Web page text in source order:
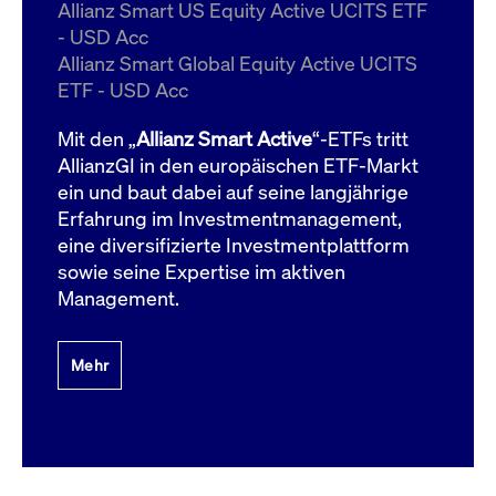
Allianz Smart US Equity Active UCITS ETF
- USD Acc
Allianz Smart Global Equity Active UCITS
ETF - USD Acc
Mit den „Allianz Smart Active“-ETFs tritt
AllianzGI in den europäischen ETF-Markt
ein und baut dabei auf seine langjährige
Erfahrung im Investmentmanagement,
eine diversifizierte Investmentplattform
sowie seine Expertise im aktiven
Management.
Mehr
ApplicationGatewayAffinityCORS
boerse.com
Domain
bis